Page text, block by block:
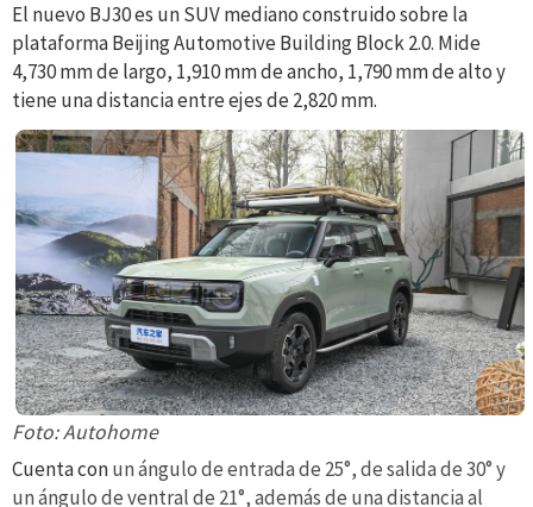
El nuevo BJ30 es un SUV mediano construido sobre la
plataforma Beijing Automotive Building Block 2.0. Mide
4,730 mm de largo, 1,910 mm de ancho, 1,790 mm de alto y
tiene una distancia entre ejes de 2,820 mm.
Foto: Autohome
Cuenta conun ángulo de entrada de 25°, de salida de 30° y
un ángulo de ventral de 21°, además de una distancia al